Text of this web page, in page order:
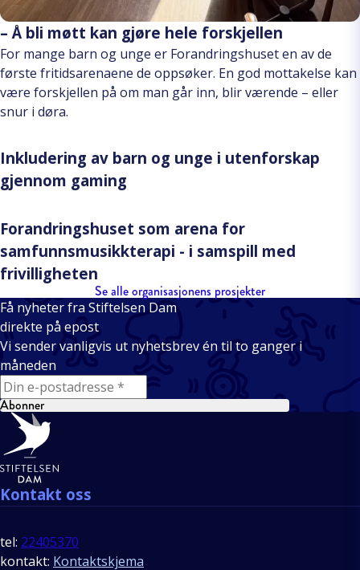
– Å bli møtt kan gjøre hele forskjellen
For mange barn og unge er Forandringshuset en av de
første fritidsarenaene de oppsøker. En god mottakelse kan
være forskjellen på om man går inn, blir værende – eller
snur i døra.
Inkludering av barn og unge i utenforskap
gjennom gaming
Forandringshuset som arena for
samfunnsmusikkterapi - i samspill med
frivilligheten
Se alle organisasjonens prosjekter
Få nyheter fra Stiftelsen Dam
direkte på epost
Vi sender vanligvis ut nyhetsbrev én til to ganger i
måneden
E-mail
Abonner
Bunntekst
Kontakt oss
tel: 22405370
kontakt: Kontaktskjema